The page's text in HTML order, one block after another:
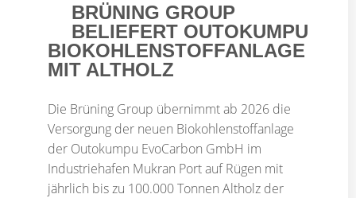
BRÜNING GROUP
BELIEFERT OUTOKUMPU
BIOKOHLENSTOFFANLAGE
MIT ALTHOLZ
Die Brüning Group übernimmt ab 2026 die
Versorgung der neuen Biokohlenstoffanlage
der Outokumpu EvoCarbon GmbH im
Industriehafen Mukran Port auf Rügen mit
jährlich bis zu 100.000 Tonnen Altholz der